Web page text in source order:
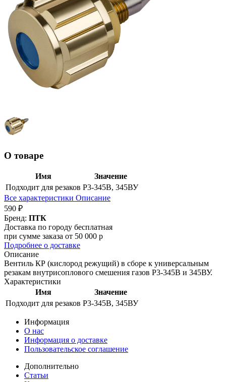
О товаре
Имя
Значение
Подходит для резаков Р3-345В, 345ВУ
Все характеристики Описание
590 ₽
Бренд: ПТК
Доставка по городу бесплатная
при сумме заказа от 50 000 р
Подробнее о доставке
Описание
Вентиль КР (кислород режущий) в сборе к универсальным
резакам внутрисоплового смешения газов Р3-345В и 345ВУ.
Характеристики
Имя
Значение
Подходит для резаков Р3-345В, 345ВУ
Информация
О нас
Информация о доставке
Пользовательское соглашение
Дополнительно
Статьи